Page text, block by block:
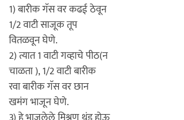
1) बारीक गॅस वर कढई ठेवून
1/2 वाटी साजूक तूप
वितळवून घेणे.
2) त्यात 1 वाटी गव्हाचे पीठ(न
चाळता ), 1/2 वाटी बारीक
रवा बारीक गॅस वर छान
खमंग भाजून घेणे.